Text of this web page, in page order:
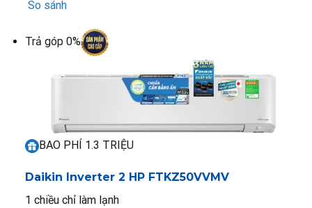
So sánh
Trả góp 0%
BAO PHÍ 1.3 TRIỆU
Daikin Inverter 2 HP FTKZ50VVMV
1 chiều chỉ làm lạnh